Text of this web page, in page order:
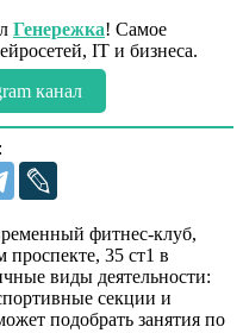
Генережка! Самое
IT и бизнеса.
канал
фитнес-клуб,
35 ст1 в
виды деятельности:
секции и
подобрать занятия по